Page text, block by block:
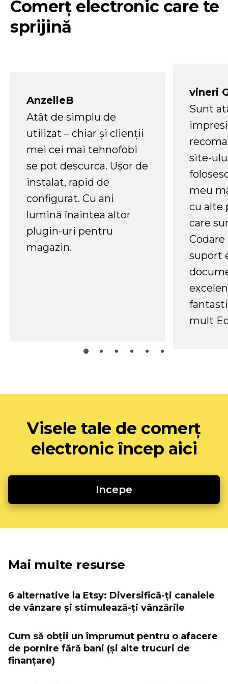
Comerț electronic care te
sprijină
AnzelleB
Atât de simplu de
utilizat – chiar și clienții
mei cei mai tehnofobi
se pot descurca. Ușor de
instalat, rapid de
configurat. Cu ani
lumină înaintea altor
plugin-uri pentru
magazin.
vineri
Sunt
site-
meu
cu alte
care
suport
mult
Visele tale de comerț
electronic încep aici
Incepe
Mai multe resurse
6 alternative la Etsy: Diversifică-ți canalele
de vânzare și stimulează-ți vânzările
Cum să obții un împrumut pentru o afacere
de pornire fără bani (și alte trucuri de
finanțare)